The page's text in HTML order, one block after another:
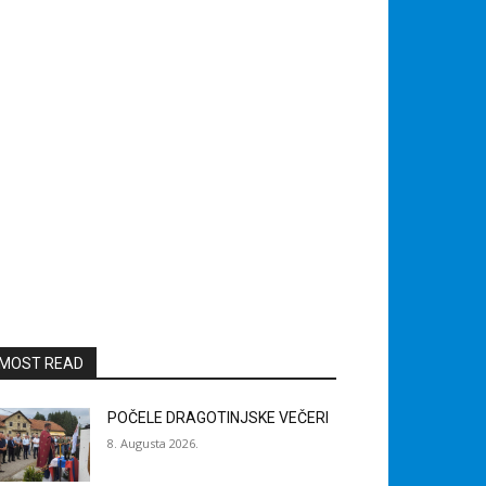
READ
POČELE DRAGOTINJSKE VEČERI
8. Augusta 2026.